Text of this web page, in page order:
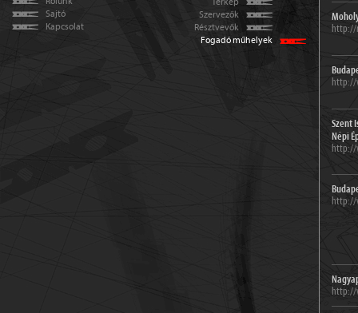
Szervezők
Résztvevők
Fogadó műhelyek
Sajtó
Kapcsolat
http://
http://
Szent
Népi
http://
http://
http://